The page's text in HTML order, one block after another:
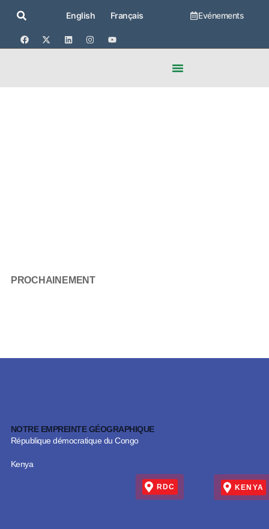
English Français Evénements
PROCHAINEMENT
NOTRE EMPREINTE GÉOGRAPHIQUE
République démocratique du Congo
Kenya
RDC KENYA